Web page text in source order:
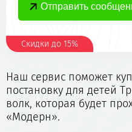
Наш сервис поможет
постановку для детей
волк, которая будет
«Модерн».
Скидки до 15%